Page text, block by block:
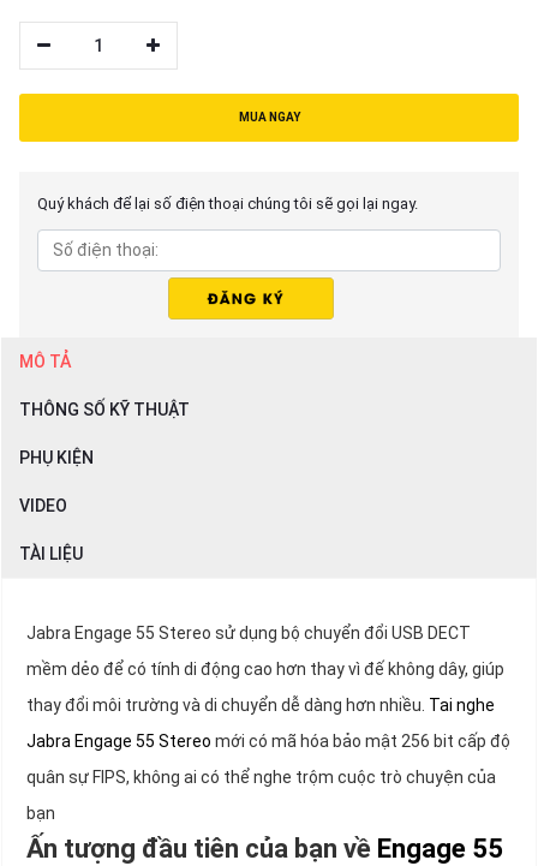
1
MUA NGAY
Quý khách để lại số điện thoại chúng tôi sẽ gọi lại ngay.
MÔ TẢ
THÔNG SỐ KỸ THUẬT
PHỤ KIỆN
VIDEO
TÀI LIỆU
Jabra Engage 55 Stereo sử dụng bộ chuyển đổi USB DECT
mềm dẻo để có tính di động cao hơn thay vì đế không dây, giúp
thay đổi môi trường và di chuyển dễ dàng hơn nhiều. Tai nghe
Jabra Engage 55 Stereo mới có mã hóa bảo mật 256 bit cấp độ
quân sự FIPS, không ai có thể nghe trộm cuộc trò chuyện của
bạn
Ấn tượng đầu tiên của bạn về Engage 55